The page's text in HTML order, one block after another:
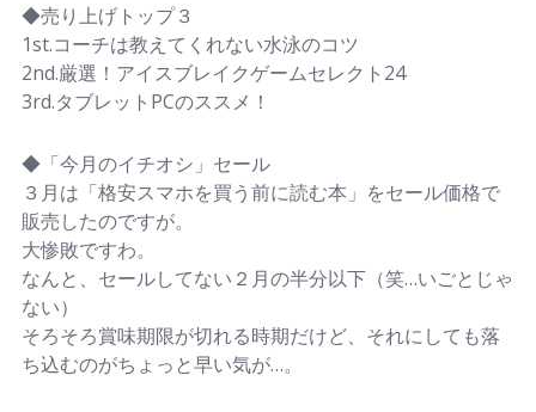
◆売り上げトップ３
1st.コーチは教えてくれない水泳のコツ
2nd.厳選！アイスブレイクゲームセレクト24
3rd.タブレットPCのススメ！
◆「今月のイチオシ」セール
３月は「格安スマホを買う前に読む本」をセール価格で
販売したのですが。
大惨敗ですわ。
なんと、セールしてない２月の半分以下（笑…いごとじゃ
ない）
そろそろ賞味期限が切れる時期だけど、それにしても落
ち込むのがちょっと早い気が…。